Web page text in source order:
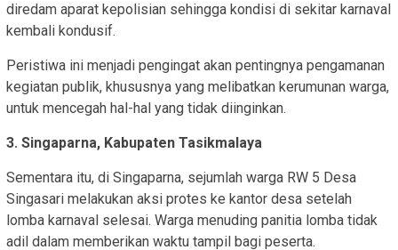
diredam aparat kepolisian sehingga kondisi di sekitar karnaval
kembali kondusif.
Peristiwa ini menjadi pengingat akan pentingnya pengamanan
kegiatan publik, khususnya yang melibatkan kerumunan warga,
untuk mencegah hal-hal yang tidak diinginkan.
3. Singaparna, Kabupaten Tasikmalaya
Sementara itu, di Singaparna, sejumlah warga RW 5 Desa
Singasari melakukan aksi protes ke kantor desa setelah
lomba karnaval selesai. Warga menuding panitia lomba tidak
adil dalam memberikan waktu tampil bagi peserta.